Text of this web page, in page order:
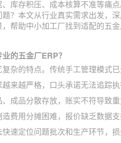
库存积压、成本核算不准等痛
？本文从行业真实需求出发，
帮助中小加工厂找到适配的五
的五金厂ERP？
杂的特点。传统手工管理模式已
来越严格，口头承诺无法追踪执
成品分散存放，账实不符导致重
费用分摊困难，报价缺乏数据支
速定位问题批次和生产环节，损